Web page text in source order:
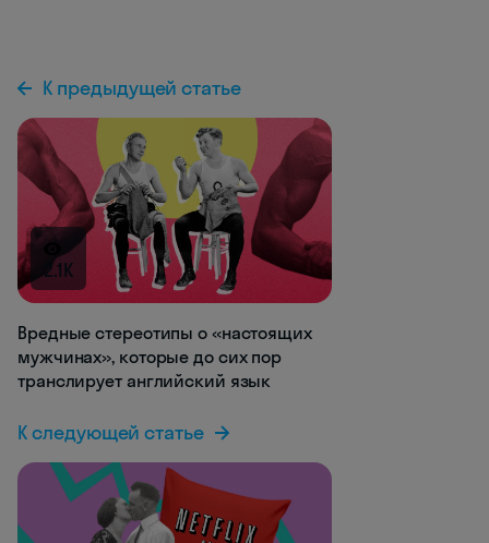
К предыдущей статье
2.1K
Вредные стереотипы о «настоящих
мужчинах», которые до сих пор
транслирует английский язык
К следующей статье